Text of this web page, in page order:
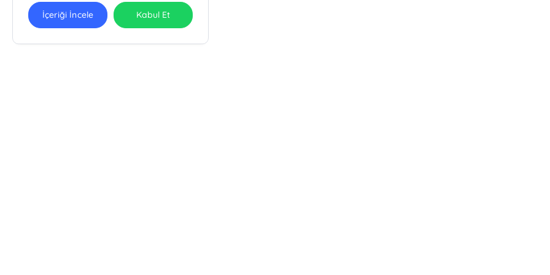
İçeriği İncele Kabul Et